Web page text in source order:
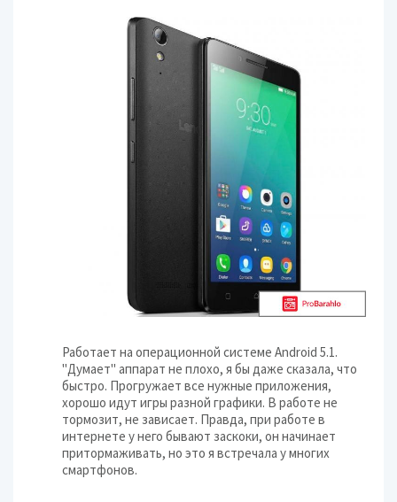
Работает на операционной системе Android 5.1.
"Думает" аппарат не плохо, я бы даже сказала, что
быстро. Прогружает все нужные приложения,
хорошо идут игры разной графики. В работе не
тормозит, не зависает. Правда, при работе в
интернете у него бывают заскоки, он начинает
притормаживать, но это я встречала у многих
смартфонов.